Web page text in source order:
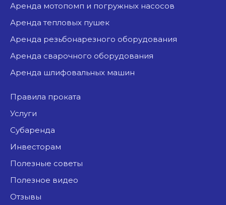
аренда мотопомп и погружных насосов
аренда тепловых пушек
аренда резьбонарезного оборудования
аренда сварочного оборудования
аренда шлифовальных машин
Правила проката
Услуги
Субаренда
Инвесторам
Полезные советы
Полезное видео
Отзывы